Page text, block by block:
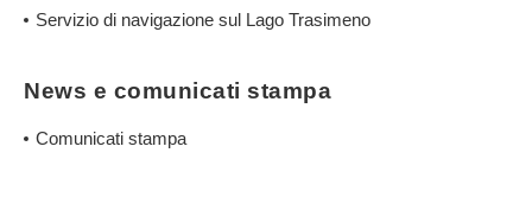
Servizio di navigazione sul Lago Trasimeno
News e comunicati stampa
Comunicati stampa